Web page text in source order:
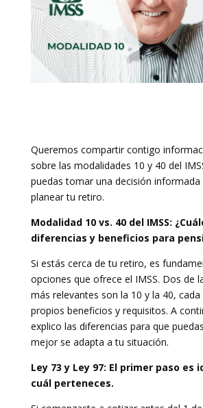
Queremos compartir contigo
sobre las modalidades 10 y 40 del
puedas tomar una decisión
planear tu retiro.
Modalidad 10 vs. 40 del IMSS:
diferencias y beneficios para
Si estás cerca de tu retiro, es
opciones que ofrece el IMSS. Dos de
más relevantes son la 10 y la 40,
propios beneficios y requisitos. A
explico las diferencias para que
mejor se adapta a tu situación.
Ley 73 y Ley 97: El primer paso es
cuál perteneces.